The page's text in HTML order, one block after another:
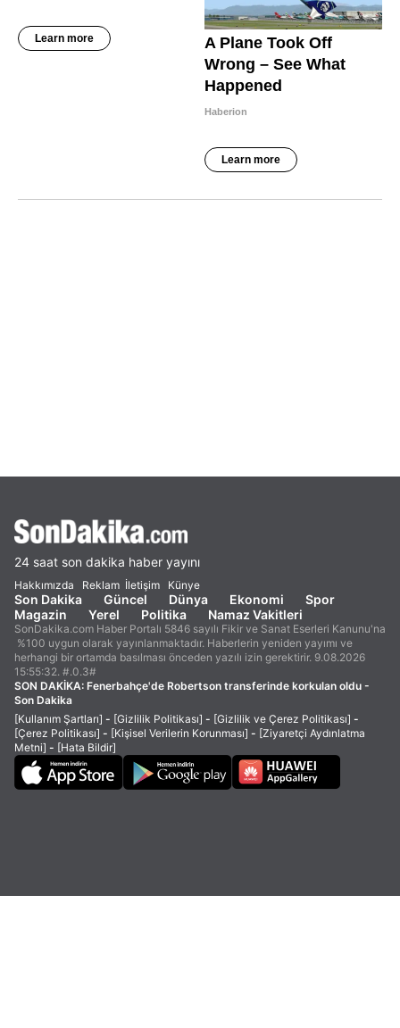
24 saat son dakika haber yayını
Hakkımızda Reklam İletişim Künye
Son Dakika Güncel Dünya Ekonomi
Spor
Magazin
Yerel Politika Namaz Vakitleri
SonDakika.com Haber Portalı 5846 sayılı Fikir ve Sanat Eserleri Kanunu'na
%100 uygun olarak yayınlanmaktadır. Haberlerin yeniden yayımı ve
herhangi bir ortamda basılması önceden yazılı izin gerektirir. 9.08.2026
15:55:32. #.0.3#
SON DAKİKA: Fenerbahçe'de Robertson transferinde korkulan oldu -
Son Dakika
[Kullanım Şartları] - [Gizlilik Politikası] - [Gizlilik ve Çerez Politikası] -
[Çerez Politikası] - [Kişisel Verilerin Korunması] - [Ziyaretçi Aydınlatma
Metni] - [Hata Bildir]